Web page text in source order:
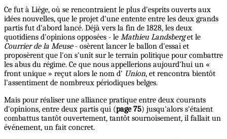
Ce fut à Liége, où se rencontraient le plus d'esprits ouverts aux
idées nouvelles, que le projet d'une entente entre les deux grands
partis fut d'abord lancé. Déjà vers la fin de 1828, les deux
quotidiens d'opinions opposées - le Mathieu Landsberget le
Courrier de la Meuse- osèrent lancer le ballon d'essai et
proposèrent que l'on s'unît sur le terrain politique pour combattre
les abus du régime. Ce que nous appellerions aujourd'hui un «
front unique » reçut alors le nom d' Union, et rencontra bientôt
l'assentiment de nombreux périodiques belges.
Mais pour réaliser une alliance pratique entre deux courants
d'opinions, entre deux partis qui (page 75) jusqu'alors s'étaient
combattus tantôt ouvertement, tantôt sournoisement, il fallait un
événement, un fait concret.